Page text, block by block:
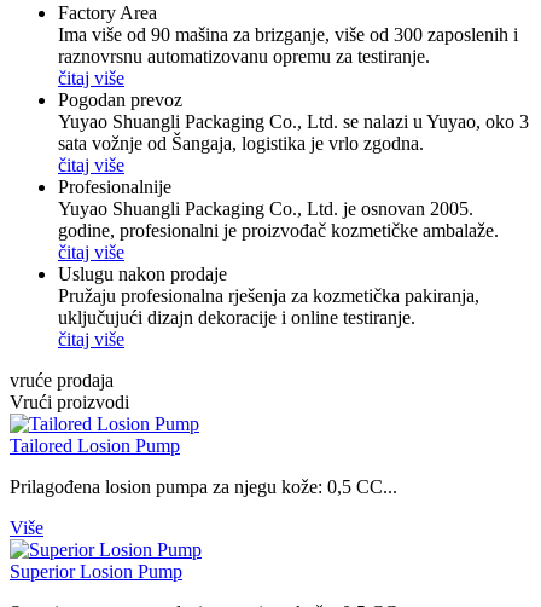
Factory Area
Ima više od 90 mašina za brizganje, više od 300 zaposlenih i
raznovrsnu automatizovanu opremu za testiranje.
čitaj više
Pogodan prevoz
Yuyao Shuangli Packaging Co., Ltd. se nalazi u Yuyao, oko 3
sata vožnje od Šangaja, logistika je vrlo zgodna.
čitaj više
Profesionalnije
Yuyao Shuangli Packaging Co., Ltd. je osnovan 2005.
godine, profesionalni je proizvođač kozmetičke ambalaže.
čitaj više
Uslugu nakon prodaje
Pružaju profesionalna rješenja za kozmetička pakiranja,
uključujući dizajn dekoracije i online testiranje.
čitaj više
vruće prodaja
Vrući proizvodi
Tailored Losion Pump
Prilagođena losion pumpa za njegu kože: 0,5 CC...
Više
Superior Losion Pump